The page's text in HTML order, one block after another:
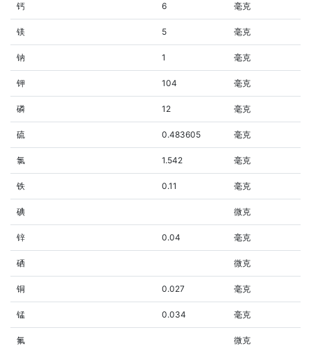
钙 6 毫克
镁 5 毫克
钠 1 毫克
钾 104 毫克
磷 12 毫克
硫 0.483605 毫克
氯 1.542 毫克
铁 0.11 毫克
碘 微克
锌 0.04 毫克
硒 微克
铜 0.027 毫克
锰 0.034 毫克
氟 微克